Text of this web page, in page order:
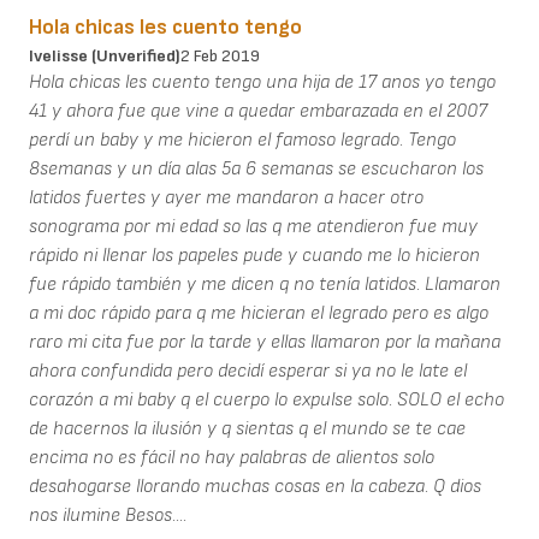
Hola chicas les cuento tengo
Ivelisse (unverified)2 Feb 2019
Hola chicas les cuento tengo una hija de 17 anos yo tengo
41 y ahora fue que vine a quedar embarazada en el 2007
perdí un baby y me hicieron el famoso legrado. Tengo
8semanas y un día alas 5a 6 semanas se escucharon los
latidos fuertes y ayer me mandaron a hacer otro
sonograma por mi edad so las q me atendieron fue muy
rápido ni llenar los papeles pude y cuando me lo hicieron
fue rápido también y me dicen q no tenía latidos. Llamaron
a mi doc rápido para q me hicieran el legrado pero es algo
raro mi cita fue por la tarde y ellas llamaron por la mañana
ahora confundida pero decidí esperar si ya no le late el
corazón a mi baby q el cuerpo lo expulse solo. SOLO el echo
de hacernos la ilusión y q sientas q el mundo se te cae
encima no es fácil no hay palabras de alientos solo
desahogarse llorando muchas cosas en la cabeza. Q dios
nos ilumine Besos....